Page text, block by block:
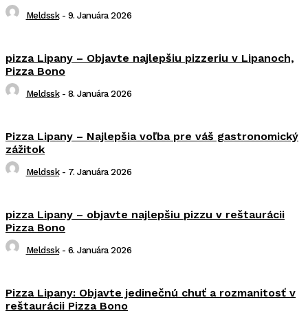
Meldssk - 9. Januára 2026
pizza Lipany – Objavte najlepšiu pizzeriu v Lipanoch,
Pizza Bono
Meldssk - 8. Januára 2026
Pizza Lipany – Najlepšia voľba pre váš gastronomický
zážitok
Meldssk - 7. Januára 2026
pizza Lipany – objavte najlepšiu pizzu v reštaurácii
Pizza Bono
Meldssk - 6. Januára 2026
Pizza Lipany: Objavte jedinečnú chuť a rozmanitosť v
reštaurácii Pizza Bono